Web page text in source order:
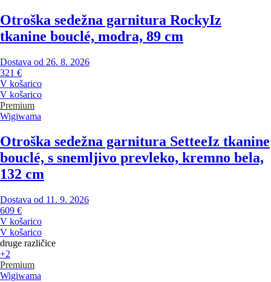
Otroška sedežna garnitura RockyIz
tkanine bouclé, modra, 89 cm
Dostava od 26. 8. 2026
321 €
V košarico
V košarico
Premium
Wigiwama
Otroška sedežna garnitura SetteeIz tkanine
bouclé, s snemljivo prevleko, kremno bela,
132 cm
Dostava od 11. 9. 2026
609 €
V košarico
V košarico
druge različice
+2
Premium
Wigiwama